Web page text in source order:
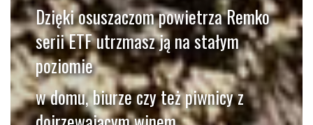
Dzięki osuszaczom powietrza Remko
serii ETF utrzmasz ją na stałym
poziomie
w domu, biurze czy też piwnicy z